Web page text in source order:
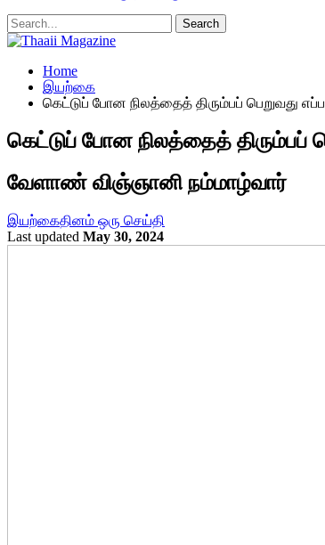
Home
இயற்கை
கெட்டுப் போன நிலத்தைத் திரும்பப் பெறுவது
கெட்டுப் போன நிலத்தைத் திரும்பப்
வேளாண் விஞ்ஞானி நம்மாழ்வார்
இயற்கைதினம் ஒரு செய்தி
Last updated May 30, 2024